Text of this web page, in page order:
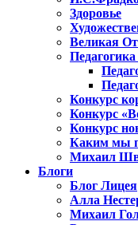
Здоровье
Великая
Конкурс
Конкурс
Конкурс
Каким мы
Михаил
Блоги
Блог Лицея
Алла
Михаил